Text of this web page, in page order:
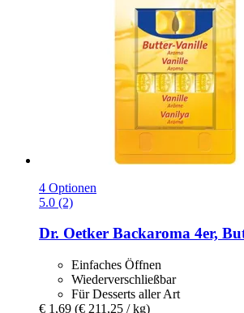
4 Optionen
5.0 (2)
Dr. Oetker Backaroma 4er,
Einfaches Öffnen
Wiederverschließbar
Für Desserts aller Art
€ 1,69 (€ 211,25 / kg)